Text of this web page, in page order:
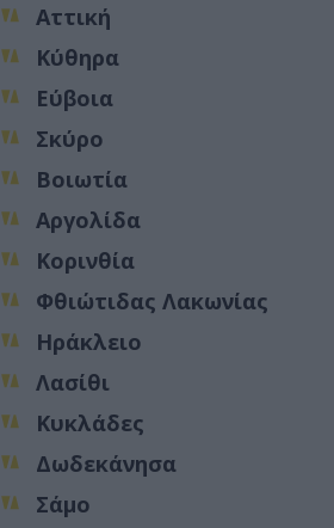
Αττική
Κύθηρα
Εύβοια
Σκύρο
Βοιωτία
Αργολίδα
Κορινθία
Φθιώτιδας Λακωνίας
Ηράκλειο
Λασίθι
Κυκλάδες
Δωδεκάνησα
Σάμο